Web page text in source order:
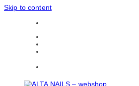
Skip to content